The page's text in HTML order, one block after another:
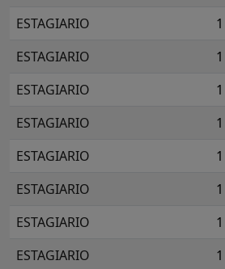
ESTAGIARIO
1
ESTAGIARIO
1
ESTAGIARIO
1
ESTAGIARIO
1
ESTAGIARIO
1
ESTAGIARIO
1
ESTAGIARIO
1
ESTAGIARIO
1